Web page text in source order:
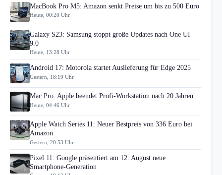
MacBook Pro M5: Amazon senkt Preise um bis zu 500 Euro
Heute, 00:20 Uhr
Galaxy S23: Samsung stoppt große Updates nach One UI
9.0
Heute, 13:28 Uhr
Android 17: Motorola startet Auslieferung für Edge 2025
Gestern, 18:19 Uhr
Mac Pro: Apple beendet Profi-Workstation nach 20 Jahren
Heute, 04:46 Uhr
Apple Watch Series 11: Neuer Bestpreis von 336 Euro bei
Amazon
Gestern, 20:53 Uhr
Pixel 11: Google präsentiert am 12. August neue
Smartphone-Generation